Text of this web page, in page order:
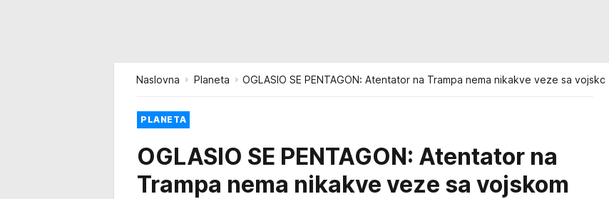
Naslovna Planeta OGLASIO SE PENTAGON: Atentator na Trampa nema nikakve veze sa vojskom
PLANETA
OGLASIO SE PENTAGON: Atentator na
Trampa nema nikakve veze sa vojskom